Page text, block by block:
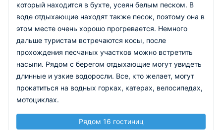
который находится в бухте, усеян белым песком. В
воде отдыхающие находят также песок, поэтому она в
этом месте очень хорошо прогревается. Немного
дальше туристам встречаются косы, после
прохождения песчаных участков можно встретить
насыпи. Рядом с берегом отдыхающие могут увидеть
длинные и узкие водоросли. Все, кто желает, могут
прокатиться на водных горках, катерах, велосипедах,
мотоциклах.
Рядом 16 гостиниц